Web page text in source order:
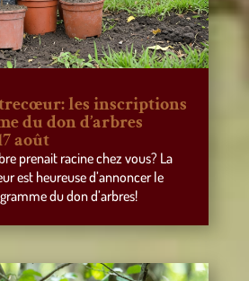
les inscriptions
du don d’arbres
août
prenait racine chez vous? La
est heureuse d’annoncer le
du don d’arbres!